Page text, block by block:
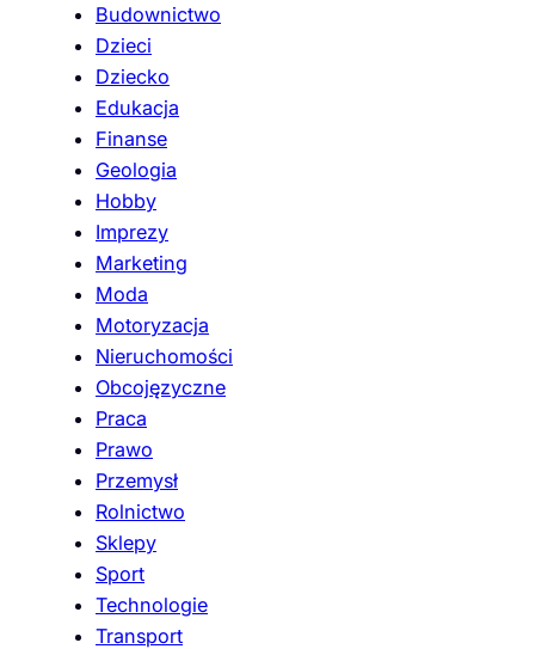
Budownictwo
Dzieci
Dziecko
Edukacja
Finanse
Geologia
Hobby
Imprezy
Marketing
Moda
Motoryzacja
Nieruchomości
Obcojęzyczne
Praca
Prawo
Przemysł
Rolnictwo
Sklepy
Sport
Technologie
Transport